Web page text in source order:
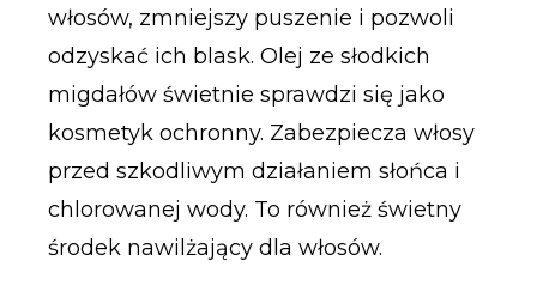
włosów, zmniejszy puszenie i pozwoli
odzyskać ich blask. Olej ze słodkich
migdałów świetnie sprawdzi się jako
kosmetyk ochronny. Zabezpiecza włosy
przed szkodliwym działaniem słońca i
chlorowanej wody. To również świetny
środek nawilżający dla włosów.